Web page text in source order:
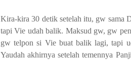
Kira-kira 30 detik setelah itu, gw sama
tapi Vie udah balik. Maksud gw, gw
gw telpon si Vie buat balik lagi, tapi
Yaudah akhirnya setelah temennya